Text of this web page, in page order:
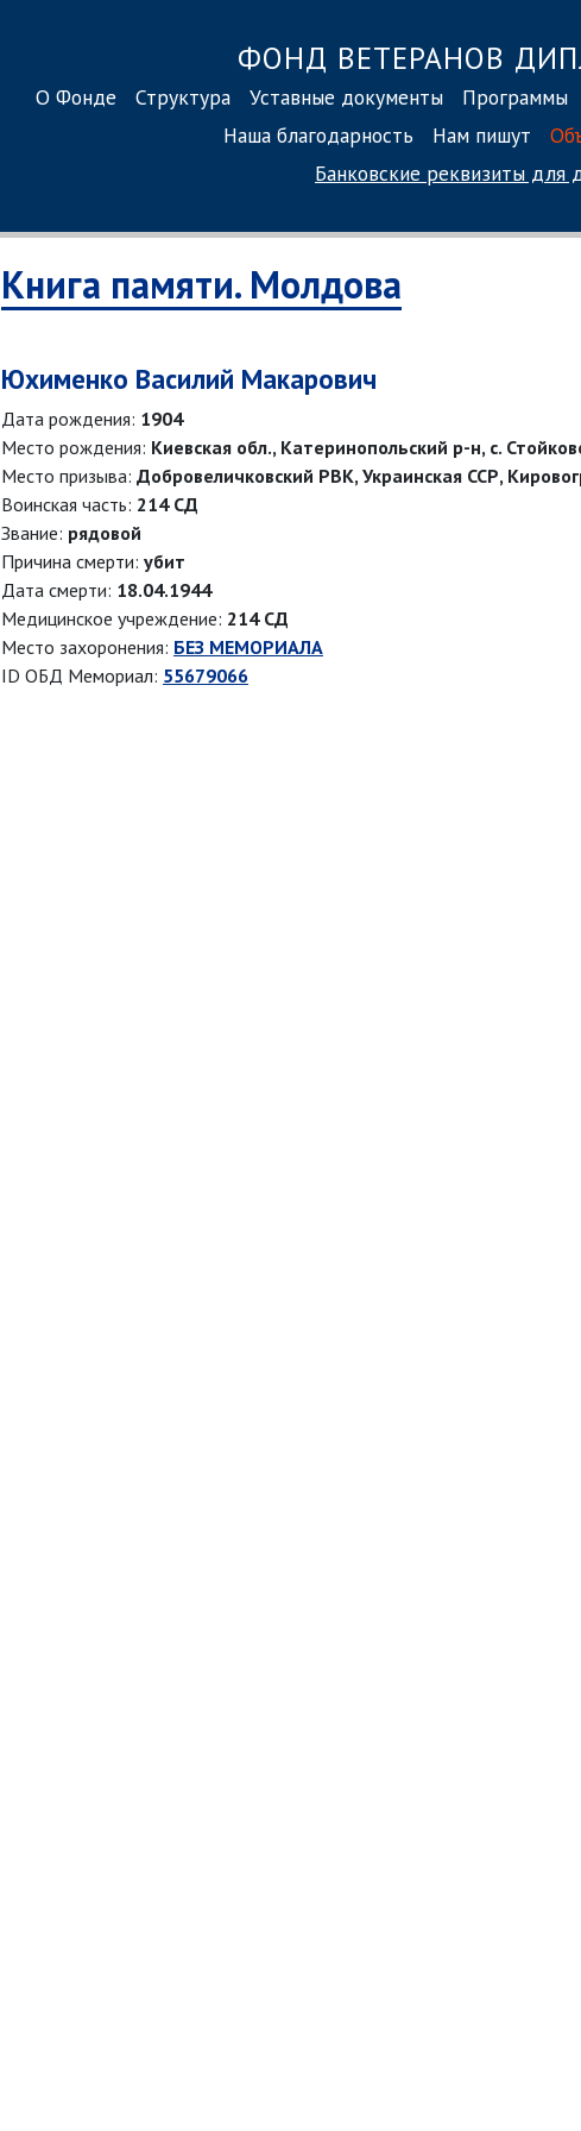
ФОНД ВЕТЕРАНОВ
О Фонде Структура Уставные документы Программы
Наша благодарность
Нам пишут
Банковские реквизиты для
Книга памяти. Молдова
Юхименко Василий Макарович
Дата рождения: 1904
Место рождения: Киевская обл., Катеринопольский р-н, с.
Место призыва: Добровеличковский РВК, Украинская ССР,
Воинская часть: 214 СД
Звание: рядовой
Причина смерти: убит
Дата смерти: 18.04.1944
Медицинское учреждение: 214 СД
Место захоронения: БЕЗ МЕМОРИАЛА
ID ОБД Мемориал: 55679066